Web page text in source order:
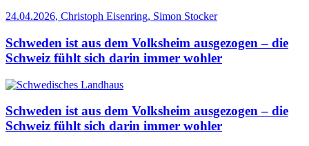
24.04.2026, Christoph Eisenring, Simon Stocker
Schweden ist aus dem Volksheim ausgezogen – die
Schweiz fühlt sich darin immer wohler
Schweden ist aus dem Volksheim ausgezogen – die
Schweiz fühlt sich darin immer wohler